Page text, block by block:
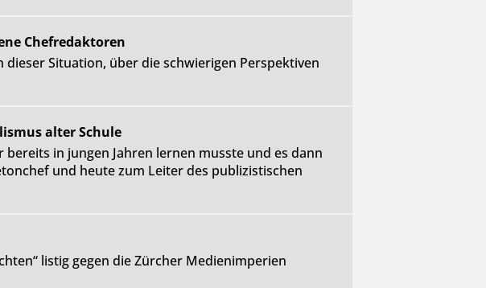
Chefredaktoren
dieser Situation, über die schwierigen Perspektiven
alter Schule
bereits in jungen Jahren lernen musste und es dann
und heute zum Leiter des publizistischen
listig gegen die Zürcher Medienimperien